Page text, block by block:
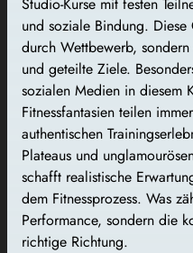
und soziale Bindung.
durch Wettbewerb,
und geteilte Ziele.
sozialen Medien in diesem
Fitnessfantasien teilen
authentischen
Plateaus und
schafft realistische
dem Fitnessprozess. Was
Performance, sondern die
richtige Richtung.